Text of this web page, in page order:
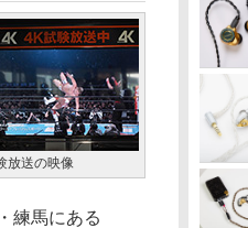
放送の映像
練馬にある